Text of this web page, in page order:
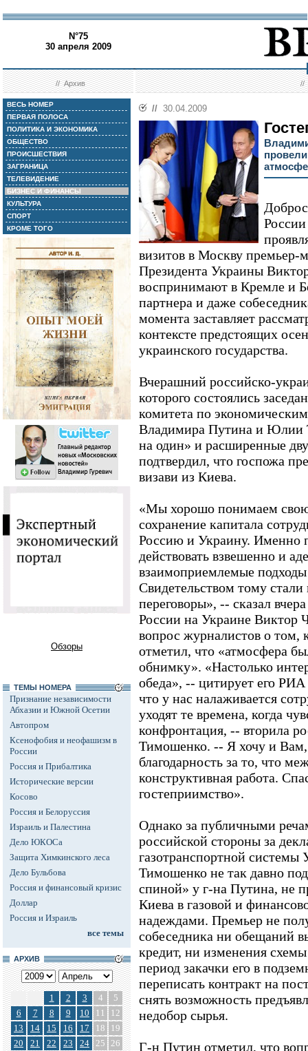
N°75
30 апреля 2009
//Архив //
ВЕСЬ НОМЕР
ПЕРВАЯ ПОЛОСА
ПОЛИТИКА И ЭКОНОМИКА
ОБЩЕСТВО
ПРОИСШЕСТВИЯ
ЗАГРАНИЦА
ТЕЛЕВИДЕНИЕ
БИЗНЕС И ФИНАНСЫ
КУЛЬТУРА
СПОРТ
КРОМЕ ТОГО
Обзоры
ТЕМЫ НОМЕРА
Признание независимости
Абхазии и Южной Осетии
Автопром
Ксенофобия и неофашизм в
России
Россия и Прибалтика
Исторические версии
Косово
Россия и Белоруссия
Израиль и Палестина
Дело ЮКОСа
Защита Химкинского леса
Дело Бульбова
Россия и финансовый кризис
Доллар
Россия и Израиль
все темы
АРХИВ
1 2 3 4
5
6
7 8 9 10 11
12
13
14 15 16 17 18
19
20
21 22 23 24 25 26
// 30.04.2009
визитов в Москву
Президента Украины
воспринимают в Кремле и
партнера и даже
момента заставляет
контексте предстоящих
украинского государства.
Вчерашний российско-
которого состоялись
комитета по
Владимира Путина и Юлии
на один» и расширенные
подтвердил, что госпожа
визави из Киева.
«Мы хорошо понимаем свою
сохранение капитала
Россию и Украину. Именно
действовать взвешенно и
взаимоприемлемые
Свидетельством тому
переговоры», -- сказал
России на Украине Виктор
вопрос журналистов о том,
отметил, что «атмосфера
обнимку». «Настолько
обеда», -- цитирует его
что у нас налаживается
уходят те времена, когда
конфронтация, -- вторила
Тимошенко. -- Я хочу и Вам,
благодарность за то, что
конструктивная работа.
гостеприимство».
Однако за публичными
российской стороны за
газотранспортной
Тимошенко не так давно
спиной» у г-на Путина, не
Киева в газовой и
надеждами. Премьер не
собеседника ни обещаний
кредит, ни изменения
период закачки его в
переписать контракт на
снять возможность
недобор сырья.
Г-н Путин отметил, что